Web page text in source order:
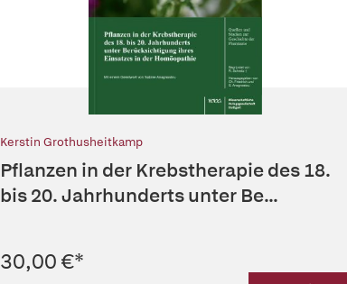
Kerstin Grothusheitkamp
Pflanzen in der Krebstherapie des 18.
bis 20. Jahrhunderts unter Be...
30,00 €*